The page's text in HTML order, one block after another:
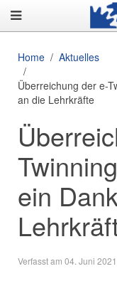
Home
Aktuelles
Überreichung der e-
an die Lehrkräfte
ein
Verfasst am 04. Juni 2021